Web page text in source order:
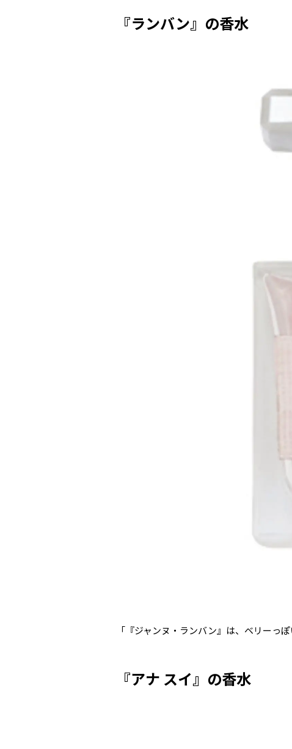
『ランバン』の香水
「『ジャンヌ・ランバン』は、ベリーっ
『アナ スイ』の香水